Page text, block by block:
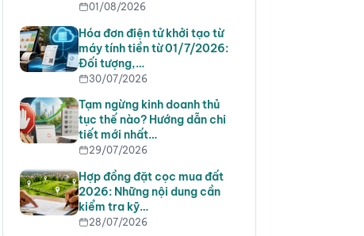
01/08/2026
Hóa đơn điện tử khởi tạo từ
máy tính tiền từ 01/7/2026:
Đối tượng,…
30/07/2026
Tạm ngừng kinh doanh thủ
tục thế nào? Hướng dẫn chi
tiết mới nhất…
29/07/2026
Hợp đồng đặt cọc mua đất
2026: Những nội dung cần
kiểm tra kỹ…
28/07/2026